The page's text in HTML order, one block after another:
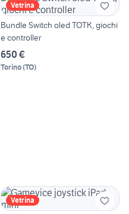
Vetrina
Bundle Switch oled TOTK, giochi
e controller
650 €
Torino(TO)
Vetrina